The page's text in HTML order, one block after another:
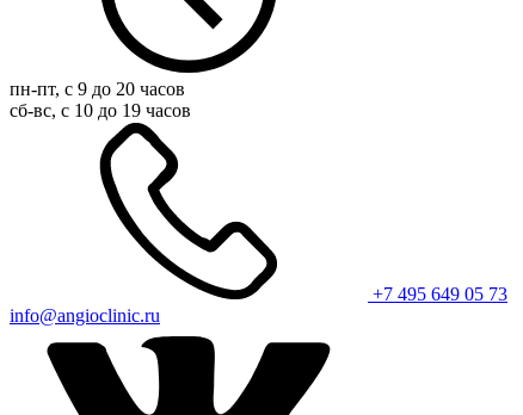
пн-пт, с 9 до 20 часов
сб-вс, с 10 до 19 часов
+7 495 649 05 73
info@angioclinic.ru